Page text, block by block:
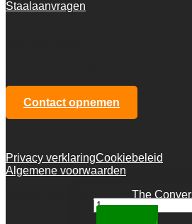
Golden
Gate
Staalaanvragen
Contact opnemen
Privacy verklaringCookiebeleid
Algemene voorwaarden
The